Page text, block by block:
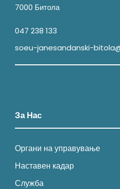
7000 Битола
047 238 133
soeu-janesandanski-
За Нас
Органи на управување
Наставен кадар
Служба